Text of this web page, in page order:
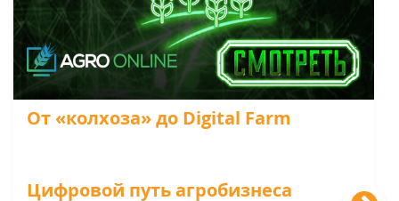
От «колхоза» до Digital Farm
Цифровой путь агробизнеса